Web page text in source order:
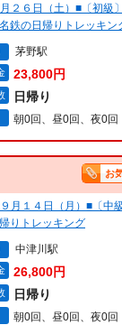
２６日（土）■〔初級
の日帰りトレッキン
茅野駅
23,800円
日帰り
朝0回、昼0回、夜0回
お
９月１４日（月）■〔
りトレッキング
中津川駅
26,800円
日帰り
朝0回、昼0回、夜0回